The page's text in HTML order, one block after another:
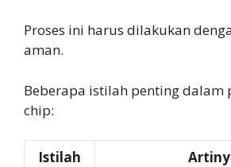
Proses ini harus dilakukan
aman.
Beberapa istilah penting dalam
chip:
Istilah